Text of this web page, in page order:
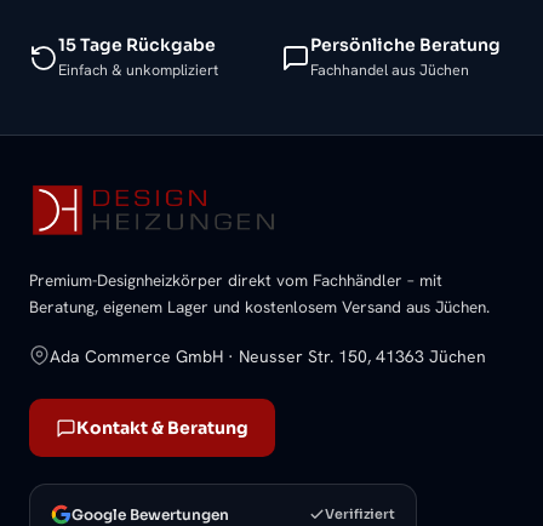
15 Tage Rückgabe
Einfach & unkompliziert
Persönliche Beratung
Fachhandel aus Jüchen
Premium-Designheizkörper direkt vom Fachhändler – mit
Beratung, eigenem Lager und kostenlosem Versand aus Jüchen.
Ada Commerce GmbH · Neusser Str. 150, 41363 Jüchen
Kontakt & Beratung
Google Bewertungen Verifiziert